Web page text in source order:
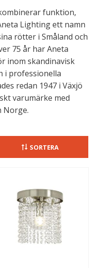
funktion,
Lighting ett namn
rötter i Småland och
75 år har Aneta
inom skandinavisk
i professionella
redan 1947 i Växjö
varumärke med
Norge.
SORTERA